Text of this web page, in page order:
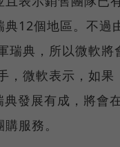
12個地區。不過
瑞典，所以微軟將
，微軟表示，如果
發展有成，將會
服務。